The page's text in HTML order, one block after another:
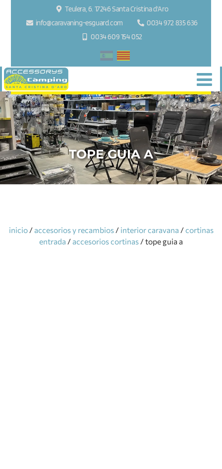
Teulera, 6. 17246 Santa Cristina d'Aro
info@caravaning-esguard.com
0034 972 835 636
0034 609 154 052
TOPE GUIA A
inicio/ accesorios y recambios/ interior caravana /cortinas
entrada / accesorios cortinas / tope guia a